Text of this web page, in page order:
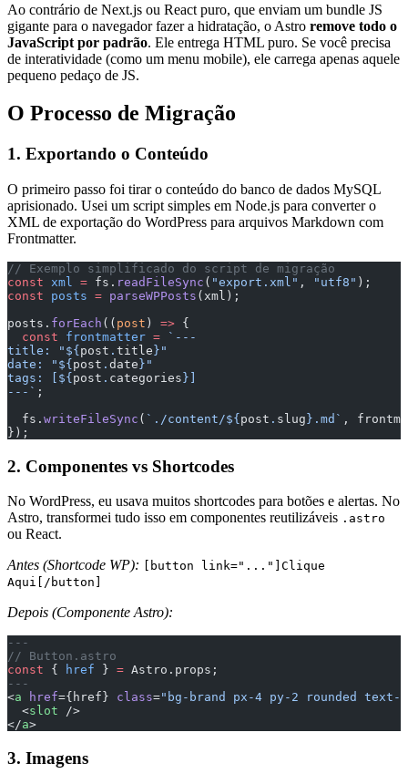
Ao contrário de Next.js ou React puro, que enviam um bundle JS
gigante para o navegador fazer a hidratação, o Astro remove todo o
JavaScript por padrão. Ele entrega HTML puro. Se você precisa
de interatividade (como um menu mobile), ele carrega apenas aquele
pequeno pedaço de JS.
O Processo de Migração
1. Exportando o Conteúdo
O primeiro passo foi tirar o conteúdo do banco de dados MySQL
aprisionado. Usei um script simples em Node.js para converter o
XML de exportação do WordPress para arquivos Markdown com
Frontmatter.
// Exemplo simplificado do script de migração
const xml = fs. readFileSync ( "export.xml" , "utf8" );
const posts = parseWPPosts (xml);
posts. forEach (( post ) => {
  const
frontmatter = `---
title: "${ post . title }"
date: "${ post . date }"
tags: [${ post . categories }]
---` ;
  fs.
writeFileSync ( `./content/${ post . slug }.md` ,
});
2. Componentes vs Shortcodes
No WordPress, eu usava muitos shortcodes para botões e alertas. No
Astro, transformei tudo isso em componentes reutilizáveis .astro
ou React.
Antes (Shortcode WP):
[button link="..."]Clique
Aqui[/button]
Depois (Componente Astro):
---
// Button.astro
const { href } = Astro.props;
---
<a href={href} class="bg-brand px-4 py-2 rounded text-
  <
slot />
</a>
3. Imagens